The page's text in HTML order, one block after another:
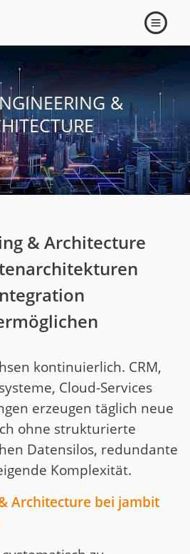
öffnen
&
& Architecture
kontinuierlich. CRM,
Cloud-Services
erzeugen täglich neue
ohne strukturierte
Datensilos, redundante
Komplexität.
Architecture bei jambit